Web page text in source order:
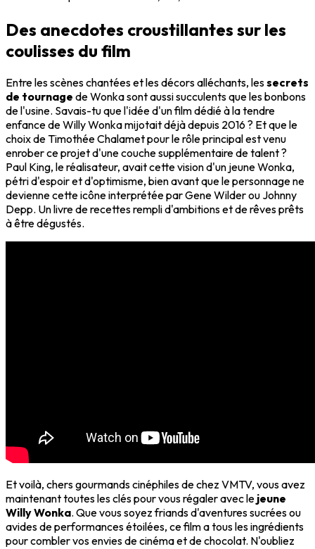
Des anecdotes croustillantes sur les
coulisses du film
Entre les scènes chantées et les décors alléchants, lessecrets
de tournage de Wonka sont aussi succulents que les bonbons
de l'usine. Savais-tu que l'idée d'un film dédié à la tendre
enfance de Willy Wonka mijotait déjà depuis 2016 ? Et que le
choix de Timothée Chalamet pour le rôle principal est venu
enrober ce projet d'une couche supplémentaire de talent ?
Paul King, le réalisateur, avait cette vision d'un jeune Wonka,
pétri d'espoir et d'optimisme, bien avant que le personnage ne
devienne cette icône interprétée par Gene Wilder ou Johnny
Depp. Un livre de recettes rempli d'ambitions et de rêves prêts
à être dégustés.
Et voilà, chers gourmands cinéphiles de chez VMTV, vous avez
maintenant toutes les clés pour vous régaler avec le jeune
Willy Wonka. Que vous soyez friands d'aventures sucrées ou
avides de performances étoilées, ce film a tous les ingrédients
pour combler vos envies de cinéma et de chocolat. N'oubliez